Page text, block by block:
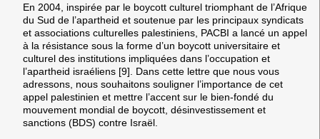
En 2004, inspirée par le boycott culturel triomphant de l’Afrique
du Sud de l’apartheid et soutenue par les principaux syndicats
et associations culturelles palestiniens, PACBI a lancé un appel
à la résistance sous la forme d’un boycott universitaire et
culturel des institutions impliquées dans l’occupation et
l’apartheid israéliens [9]. Dans cette lettre que nous vous
adressons, nous souhaitons souligner l’importance de cet
appel palestinien et mettre l’accent sur le bien-fondé du
mouvement mondial de boycott, désinvestissement et
sanctions (BDS) contre Israël.